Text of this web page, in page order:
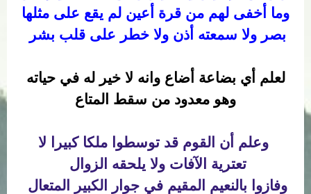
وما أخفى لهم من قرة أعين لم يقع على مثلها
بصر ولا سمعته أذن ولا خطر على قلب بشر
لعلم أي بضاعة أضاع وانه لا خير له في حياته
وهو معدود من سقط المتاع
وعلم أن القوم قد توسطوا ملكا كبيرا لا
تعترية الآفات ولا يلحقه الزوال
وفازوا بالنعيم المقيم في جوار الكبير المتعال